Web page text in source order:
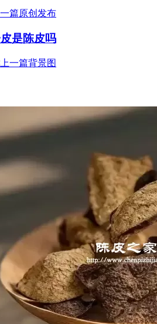
篇原创发布
是陈皮吗